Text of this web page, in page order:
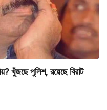
খুঁজছে পুলিশ, রয়েছে বিরাট